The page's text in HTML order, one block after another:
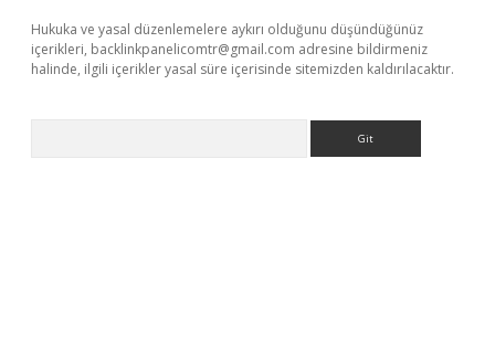
Hukuka ve yasal düzenlemelere aykırı olduğunu düşündüğünüz
içerikleri, backlinkpanelicomtr@gmail.com adresine bildirmeniz
halinde, ilgili içerikler yasal süre içerisinde sitemizden kaldırılacaktır.